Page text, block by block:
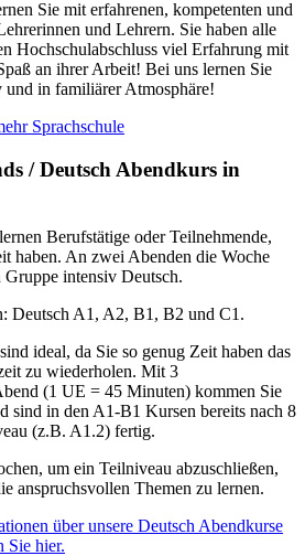
Sie mit erfahrenen, kompetenten und
und Lehrern. Sie haben alle
Hochschulabschluss viel Erfahrung mit
an ihrer Arbeit! Bei uns lernen Sie
in familiärer Atmosphäre!
Sprachschule
/ Deutsch Abendkurs in
lernen Berufstätige oder Teilnehmende,
haben. An zwei Abenden die Woche
intensiv Deutsch.
Deutsch A1, A2, B1, B2 und C1.
ideal, da Sie so genug Zeit haben das
zu wiederholen. Mit 3
(1 UE = 45 Minuten) kommen Sie
sind in den A1-B1 Kursen bereits nach 8
(z.B. A1.2) fertig.
um ein Teilniveau abzuschließen,
anspruchsvollen Themen zu lernen.
über unsere Deutsch Abendkurse
Sie hier.